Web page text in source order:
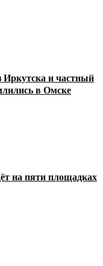
Иркутска и частный
в Омске
на пяти площадках